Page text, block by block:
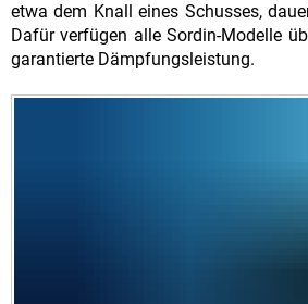
etwa dem Knall eines Schusses,
Dafür verfügen alle Sordin-Modelle
garantierte Dämpfungsleistung.